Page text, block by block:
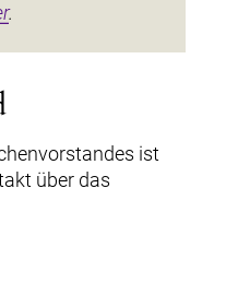
.
ist
über das